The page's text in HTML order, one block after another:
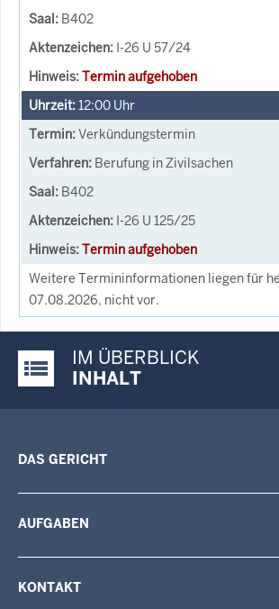
B402
I-26 U 57/24
Termin aufgehoben
12:00 Uhr
Verkündungstermin
Berufung in Zivilsachen
B402
I-26 U 125/25
Termin aufgehoben
Weitere Termininformationen liegen für
07.08.2026, nicht vor.
Justiz-Portal im Überblick:
IM ÜBERBLICK
INHALT
DAS GERICHT
AUFGABEN
KONTAKT